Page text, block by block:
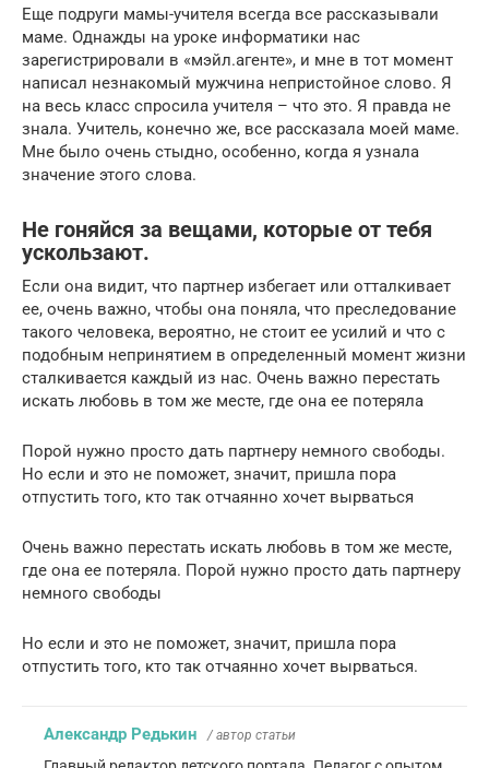
Еще подруги мамы-учителя всегда все рассказывали
маме. Однажды на уроке информатики нас
зарегистрировали в «мэйл.агенте», и мне в тот момент
написал незнакомый мужчина непристойное слово. Я
на весь класс спросила учителя – что это. Я правда не
знала. Учитель, конечно же, все рассказала моей маме.
Мне было очень стыдно, особенно, когда я узнала
значение этого слова.
Не гоняйся за вещами, которые от тебя
ускользают.
Если она видит, что партнер избегает или отталкивает
ее, очень важно, чтобы она поняла, что преследование
такого человека, вероятно, не стоит ее усилий и что с
подобным непринятием в определенный момент жизни
сталкивается каждый из нас. Очень важно перестать
искать любовь в том же месте, где она ее потеряла
Порой нужно просто дать партнеру немного свободы.
Но если и это не поможет, значит, пришла пора
отпустить того, кто так отчаянно хочет вырваться
Очень важно перестать искать любовь в том же месте,
где она ее потеряла. Порой нужно просто дать партнеру
немного свободы
Но если и это не поможет, значит, пришла пора
отпустить того, кто так отчаянно хочет вырваться.
Александр Редькин / автор статьи